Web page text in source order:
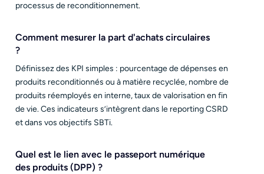
processus de reconditionnement.
Comment mesurer la part d'achats circulaires
?
Définissez des KPI simples : pourcentage de dépenses en
produits reconditionnés ou à matière recyclée, nombre de
produits réemployés en interne, taux de valorisation en fin
de vie. Ces indicateurs s’intègrent dans le reporting CSRD
et dans vos objectifs SBTi.
Quel est le lien avec le passeport numérique
des produits (DPP) ?